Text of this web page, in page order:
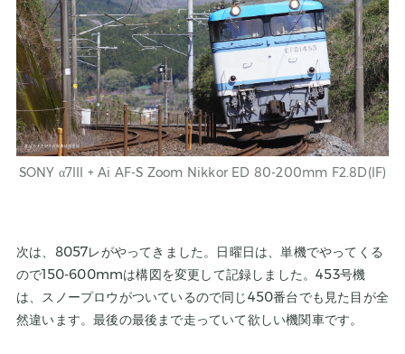
SONY α7III + Ai AF-S Zoom Nikkor ED 80-200mm F2.8D(IF)
次は、8057レがやってきました。日曜日は、単機でやってくる
ので150-600mmは構図を変更して記録しました。453号機
は、スノープロウがついているので同じ450番台でも見た目が全
然違います。最後の最後まで走っていて欲しい機関車です。